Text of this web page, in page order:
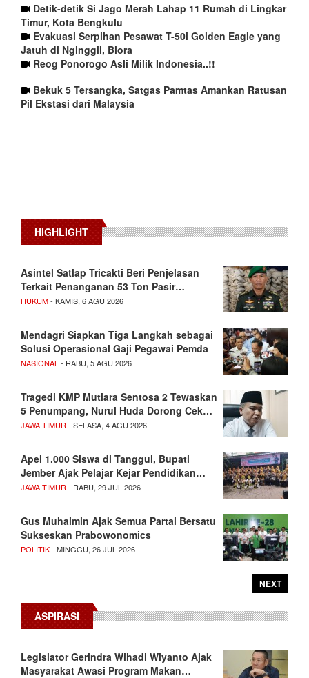
Detik-detik Si Jago Merah Lahap 11 Rumah di Lingkar
Timur, Kota Bengkulu
Evakuasi Serpihan Pesawat T-50i Golden Eagle yang
Jatuh di Nginggil, Blora
Reog Ponorogo Asli Milik Indonesia..!!
Bekuk 5 Tersangka, Satgas Pamtas Amankan Ratusan
Pil Ekstasi dari Malaysia
HIGHLIGHT
Asintel Satlap Tricakti Beri Penjelasan
Terkait Penanganan 53 Ton Pasir…
HUKUM- KAMIS, 6 AGU 2026
Mendagri Siapkan Tiga Langkah sebagai
Solusi Operasional Gaji Pegawai Pemda
NASIONAL - RABU, 5 AGU 2026
Tragedi KMP Mutiara Sentosa 2 Tewaskan
5 Penumpang, Nurul Huda Dorong Cek…
JAWA TIMUR - SELASA, 4 AGU 2026
Apel 1.000 Siswa di Tanggul, Bupati
Jember Ajak Pelajar Kejar Pendidikan…
JAWA TIMUR - RABU, 29 JUL 2026
Gus Muhaimin Ajak Semua Partai Bersatu
Sukseskan Prabowonomics
POLITIK- MINGGU, 26 JUL 2026
NEXT
ASPIRASI
Legislator Gerindra Wihadi Wiyanto Ajak
Masyarakat Awasi Program Makan…